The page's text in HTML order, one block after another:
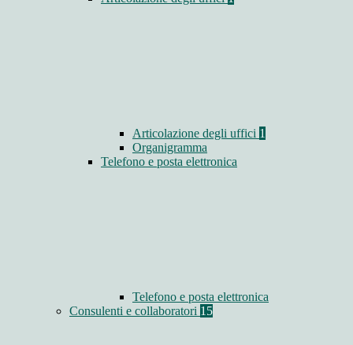
Articolazione degli uffici 1
Organigramma
Telefono e posta elettronica
Telefono e posta elettronica
Consulenti e collaboratori 15